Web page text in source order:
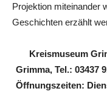
Projektion miteinander
Geschichten erzählt
Kreismuseum
Grimma, Tel.: 03437
Öffnungszeiten: